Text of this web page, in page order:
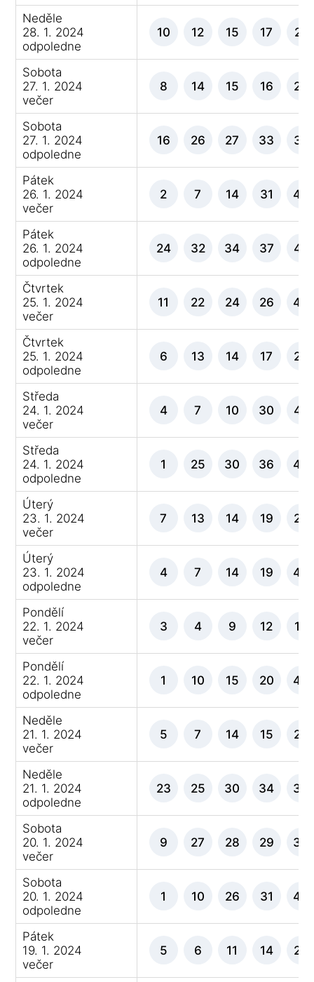
Neděle
28. 1. 2024
odpoledne
10 12 15 17 21
Sobota
27. 1. 2024
večer
8 14 15 16 20
Sobota
27. 1. 2024
odpoledne
16 26 27 33 37
Pátek
26. 1. 2024
večer
2 7 14 31 45
Pátek
26. 1. 2024
odpoledne
24 32 34 37 42
Čtvrtek
25. 1. 2024
večer
11 22 24 26 40
Čtvrtek
25. 1. 2024
odpoledne
6 13 14 17 24
Středa
24. 1. 2024
večer
4 7 10 30 42
Středa
24. 1. 2024
odpoledne
1 25 30 36 44
Úterý
23. 1. 2024
večer
7 13 14 19 26
Úterý
23. 1. 2024
odpoledne
4 7 14 19 40
Pondělí
22. 1. 2024
večer
3 4 9 12 15
Pondělí
22. 1. 2024
odpoledne
1 10 15 20 46
Neděle
21. 1. 2024
večer
5 7 14 15 29
Neděle
21. 1. 2024
odpoledne
23 25 30 34 36
Sobota
20. 1. 2024
večer
9 27 28 29 34
Sobota
20. 1. 2024
odpoledne
1 10 26 31 40
Pátek
19. 1. 2024
večer
5 6 11 14 22